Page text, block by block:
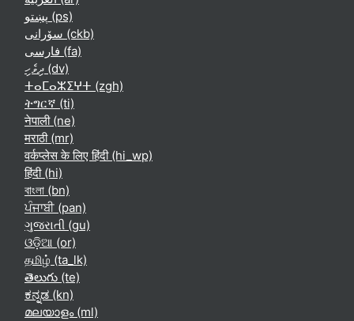
پښتو ‎(ps)‎
سۆرانی ‎(ckb)‎
فارسی ‎(fa)‎
ދިވެހި ‎(dv)‎
ⵜⴰⵎⴰⵣⵉⵖⵜ ‎(zgh)‎
ትግርኛ ‎(ti)‎
नेपाली ‎(ne)‎
मराठी ‎(mr)‎
वर्कप्लेस के लिए हिंदी ‎(hi_wp)‎
हिंदी ‎(hi)‎
বাংলা ‎(bn)‎
ਪੰਜਾਬੀ ‎(pan)‎
ગુજરાતી ‎(gu)‎
ଓଡ଼ିଆ ‎(or)‎
தமிழ் ‎(ta_lk)‎
తెలుగు ‎(te)‎
ಕನ್ನಡ ‎(kn)‎
മലയാളം ‎(ml)‎